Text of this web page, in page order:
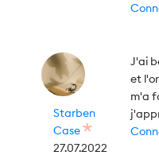
Starben
Case
27.07.2022
J'ai
et
m'a